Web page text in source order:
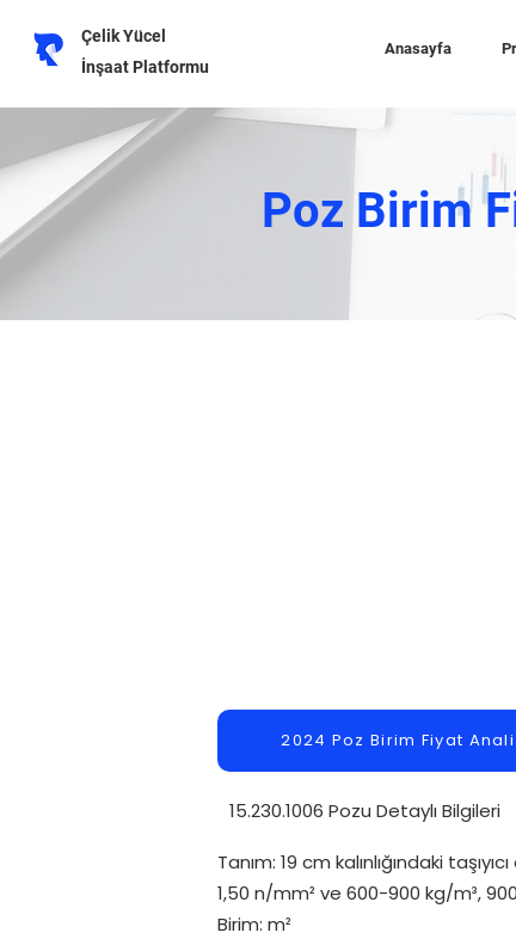
Çelik Yücel
İnşaat Platformu
Anasayfa
Poz Birim
2024 Poz Birim Fiyat
15.230.1006 Pozu Detaylı Bilgileri
Tanım: 19 cm kalınlığındaki
1,50 n/mm² ve 600-900 kg/m³,
Birim: m²